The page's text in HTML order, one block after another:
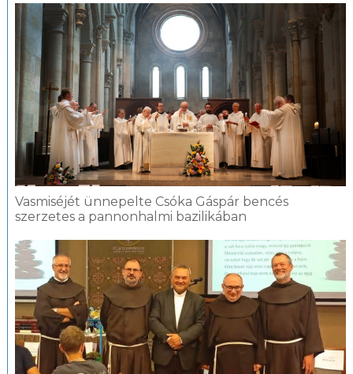
Vasmiséjét ünnepelte Csóka Gáspár bencés
szerzetes a pannonhalmi bazilikában